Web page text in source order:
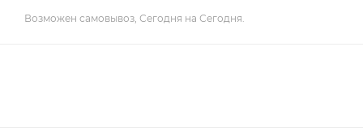
Возможен самовывоз, Сегодня на Сегодня.